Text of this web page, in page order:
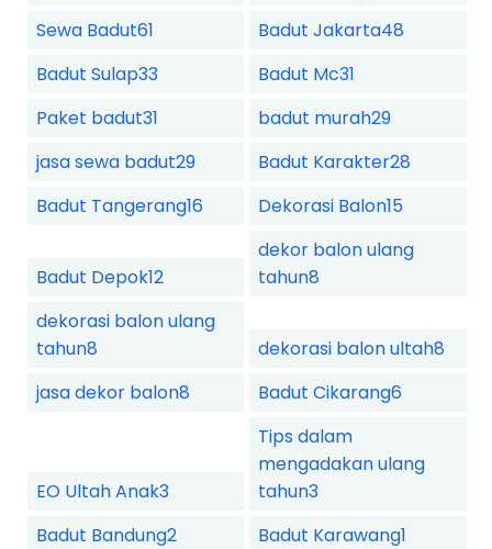
Sewa Badut61 Badut Jakarta48
Badut Sulap33 Badut Mc31
Paket badut31 badut murah29
jasa sewa badut29 Badut Karakter28
Badut Tangerang16 Dekorasi Balon15
Badut Depok12
dekor balon ulang
tahun8
dekorasi balon ulang
tahun8 dekorasi balon ultah8
jasa dekor balon8 Badut Cikarang6
EO Ultah Anak3
Tips dalam
mengadakan ulang
tahun3
Badut Bandung2 Badut Karawang1